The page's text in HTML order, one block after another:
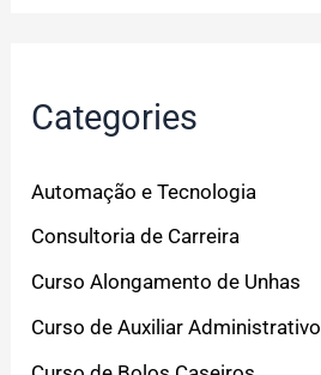
Categories
Automação e Tecnologia
Consultoria de Carreira
Curso Alongamento de Unhas
Curso de Auxiliar Administrativo